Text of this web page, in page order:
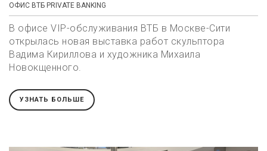
ОФИС ВТБ PRIVATE BANKING
В офисе VIP-обслуживания ВТБ в Москве-Сити
открылась новая выставка работ скульптора
Вадима Кириллова и художника Михаила
Новокщенного.
УЗНАТЬ БОЛЬШЕ